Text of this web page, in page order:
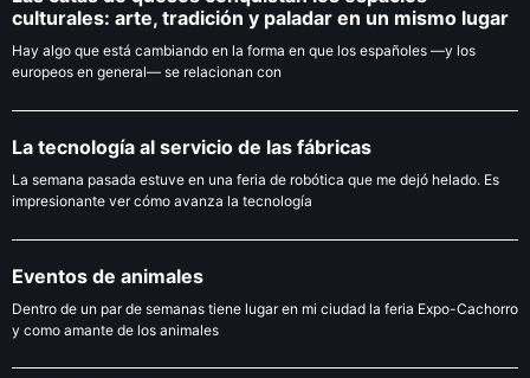
culturales: arte, tradición y paladar en un mismo lugar
Hay algo que está cambiando en la forma en que los españoles —y los
europeos en general— se relacionan con
La tecnología al servicio de las fábricas
La semana pasada estuve en una feria de robótica que me dejó helado. Es
impresionante ver cómo avanza la tecnología
Eventos de animales
Dentro de un par de semanas tiene lugar en mi ciudad la feria Expo-Cachorro
y como amante de los animales